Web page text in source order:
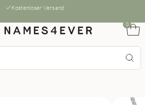
Kostenloser Versand
0